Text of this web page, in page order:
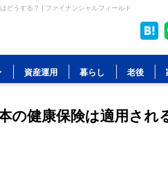
どうする？ | ファイナンシャルフィールド
資産運用 暮らし 老後
の健康保険は適用され